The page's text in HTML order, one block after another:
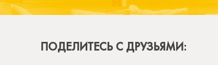
ПОДЕЛИТЕСЬ С ДРУЗЬЯМИ: